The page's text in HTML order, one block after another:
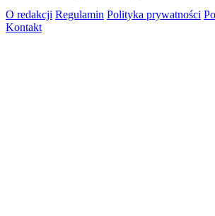
O redakcji Regulamin Polityka prywatności
Kontakt